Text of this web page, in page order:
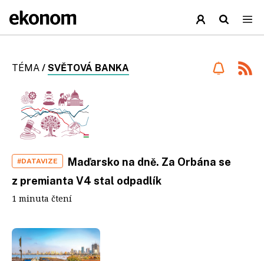
TÉMA / SVĚTOVÁ BANKA
#DATAVIZE
Maďarsko na dně. Za Orbána se
z premianta V4 stal odpadlík
1 minuta čtení